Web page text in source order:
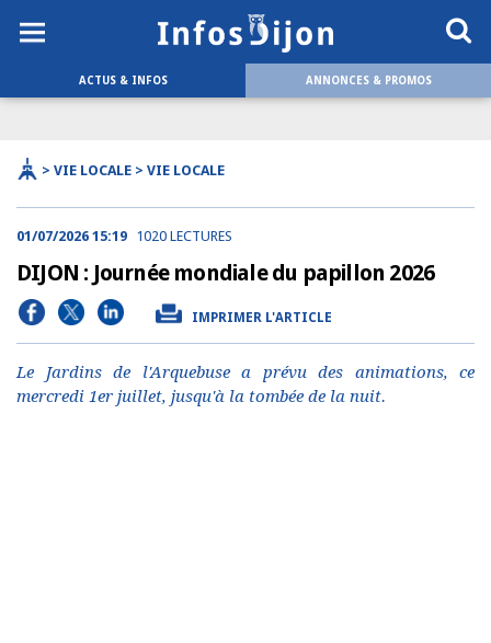
ACTUS & INFOS ANNONCES & PROMOS
> VIE LOCALE > VIE LOCALE
01/07/2026 15:19 1020 LECTURES
DIJON : Journée mondiale du papillon 2026
IMPRIMER L'ARTICLE
Le Jardins de l'Arquebuse a prévu des animations, ce
mercredi 1er juillet, jusqu'à la tombée de la nuit.